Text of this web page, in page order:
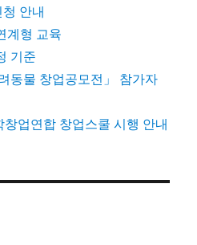
안내
계형 교육
기준
동물 창업공모전」 참가자
업연합 창업스쿨 시행 안내